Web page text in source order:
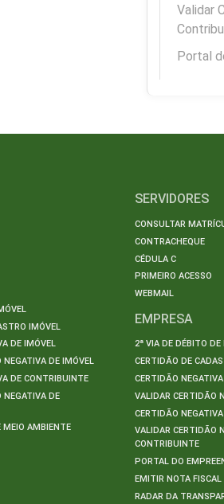
Validar
Portal
IMÓVEL
DE IMÓVEL
NEGATIVA DE IMÓVEL
DE CONTRIBUINTE
NEGATIVA DE
MEIO AMBIENTE
SERVIDORES
CONSULTAR
CONTRACHEQUE
CÉDULA C
PRIMEIRO ACESSO
WEBMAIL
EMPRESA
2ª VIA DE DÉBITO DE
CERTIDÃO DE
CERTIDÃO
VALIDAR CERTIDÃO
CERTIDÃO
VALIDAR CERTIDÃO
CONTRIBUINTE
PORTAL DO
EMITIR NOTA FISCAL
RADAR DA